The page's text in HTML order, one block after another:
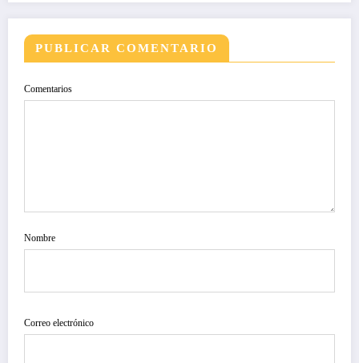
PUBLICAR COMENTARIO
Comentarios
Nombre
Correo electrónico